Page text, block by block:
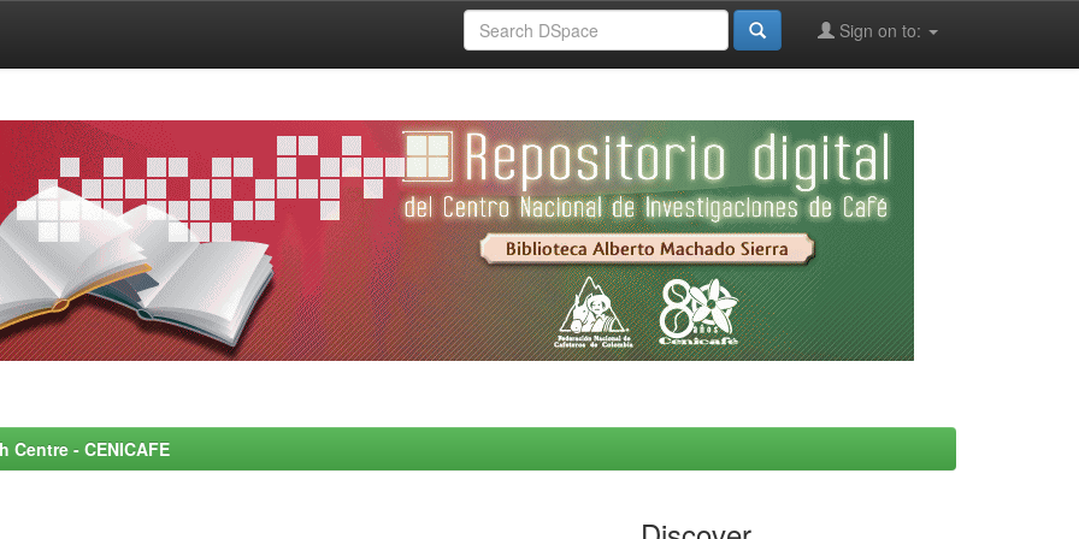
Sign on to:
- CENICAFE